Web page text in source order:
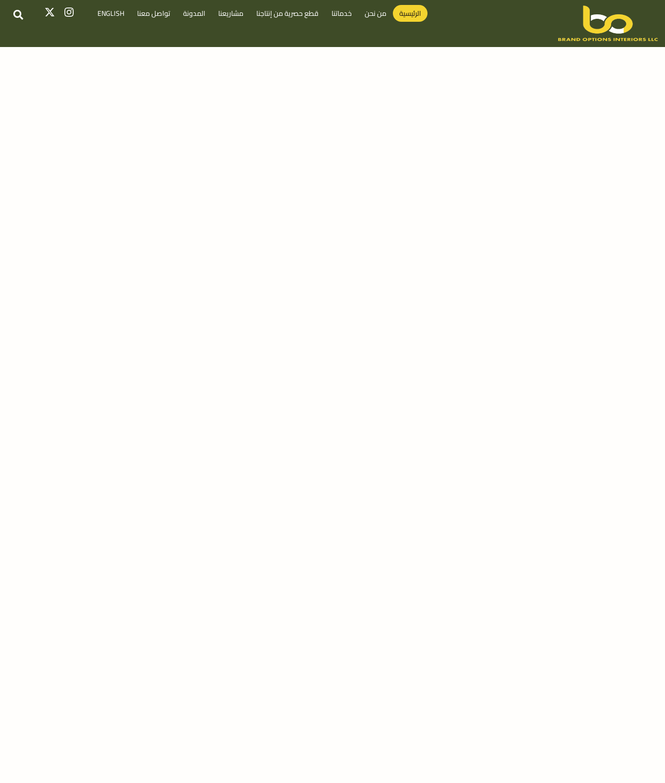
الرئيسية من نحن خدماتنا قطع حصرية من إنتاجنا مشاريعنا المدونة تواصل معنا ENGLISH